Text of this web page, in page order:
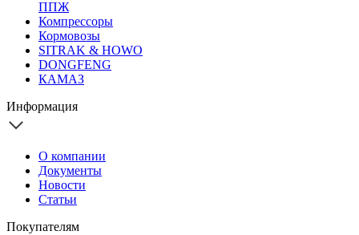
ППЖ
Компрессоры
Кормовозы
SITRAK & HOWO
DONGFENG
КАМАЗ
Информация
О компании
Документы
Новости
Статьи
Покупателям